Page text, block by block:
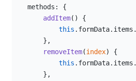
    methods: {
        addItem
() {
            this
.formData.items.
        },
        removeItem
(index) {
            this
.formData.items.
        },